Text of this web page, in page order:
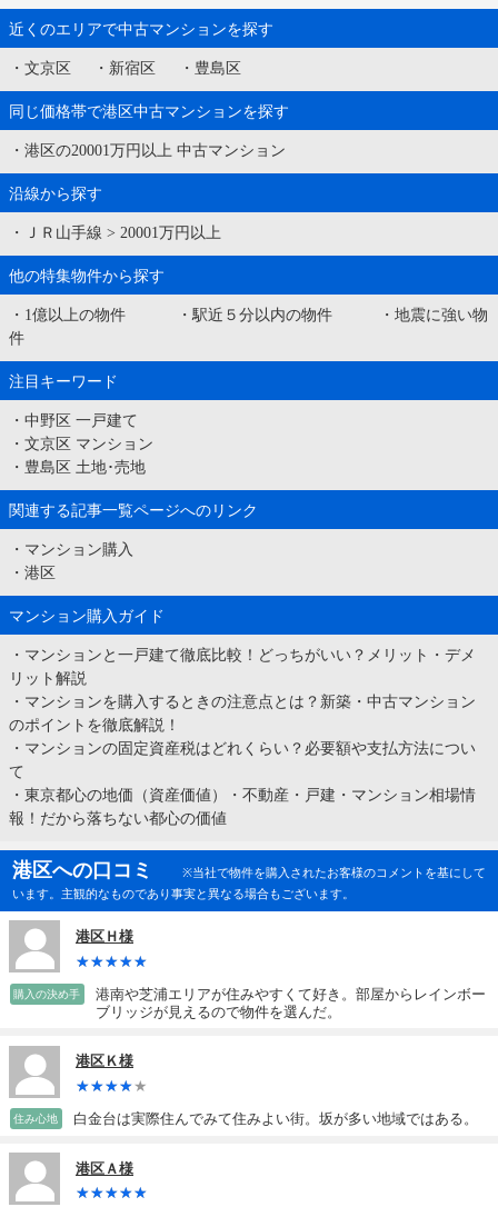
近くのエリアで中古マンションを探す
・ 文京区 ・ 新宿区 ・ 豊島区
同じ価格帯で港区中古マンションを探す
・ 港区の20001万円以上 中古マンション
沿線から探す
・ ＪＲ山手線 > 20001万円以上
他の特集物件から探す
・ 1億以上の物件 ・ 駅近５分以内の物件 ・ 地震に強い物
件
注目キーワード
・ 中野区 一戸建て
・ 文京区 マンション
・ 豊島区 土地･売地
関連する記事一覧ページへのリンク
・ マンション購入
・ 港区
マンション購入ガイド
・ マンションと一戸建て徹底比較！どっちがいい？メリット・デメ
リット解説
・ マンションを購入するときの注意点とは？新築・中古マンション
のポイントを徹底解説！
・ マンションの固定資産税はどれくらい？必要額や支払方法につい
て
・ 東京都心の地価（資産価値）・不動産・戸建・マンション相場情
報！だから落ちない都心の価値
港区への口コミ
※当社で物件を購入されたお客様のコメントを基にして
います。主観的なものであり事実と異なる場合もございます。
港区Ｈ様
購入の決め手
港南や芝浦エリアが住みやすくて好き。部屋からレインボー
ブリッジが見えるので物件を選んだ。
港区Ｋ様
住み心地 白金台は実際住んでみて住みよい街。坂が多い地域ではある。
港区Ａ様